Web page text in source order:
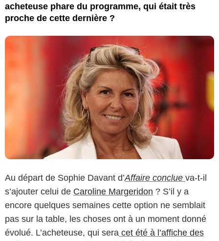
acheteuse phare du programme, qui était très
proche de cette dernière ?
Au départ de Sophie Davant d’Affaire conclue va-t-il
s’ajouter celui de Caroline Margeridon ? S’il y a
encore quelques semaines cette option ne semblait
pas sur la table, les choses ont à un moment donné
évolué. L’acheteuse, qui sera cet été à l’affiche des